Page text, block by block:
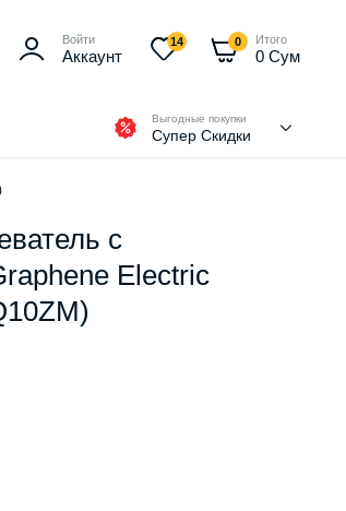
Войти
Аккаунт
14 0 Итого
0Сум
Выгодные покупки
Супер Скидки
с
Electric